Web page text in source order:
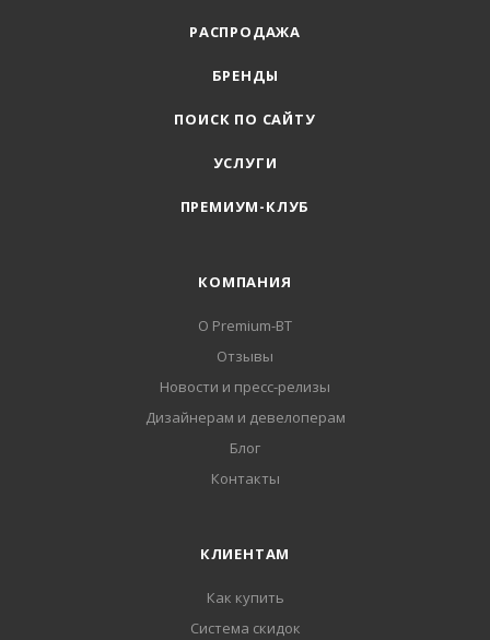
РАСПРОДАЖА
БРЕНДЫ
ПОИСК ПО САЙТУ
УСЛУГИ
ПРЕМИУМ-КЛУБ
КОМПАНИЯ
О Premium-BT
Отзывы
Новости и пресс-релизы
Дизайнерам и девелоперам
Блог
Контакты
КЛИЕНТАМ
Как купить
Система скидок